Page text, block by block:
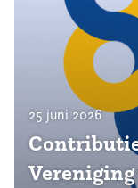
25 juni 2026
Vereniging